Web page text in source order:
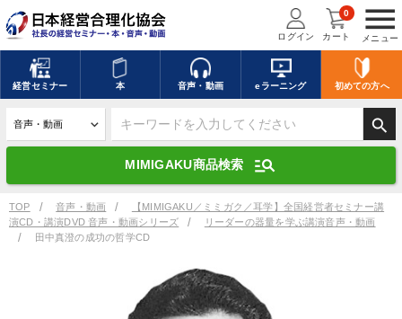
menu
メニュー
ログイン カート
0
経営セミナー 本 音声・動画 eラーニング 初めての方へ
search
MIMIGAKU商品検索 manage_search
キーワードを入力して探す
デジタル版対応のみ検索結果に表示する
search 上記の条件で検索
全国経営者セミナー講演収録物（全1315タイトル）からお探しいただけ
TOP 音声・動画
【MIMIGAKU／ミミガク／耳学】全国経営者セミナー講
演CD・講演DVD 音声・動画シリーズ
リーダーの器量を学ぶ講演音声・動画
田中真澄の成功の哲学CD